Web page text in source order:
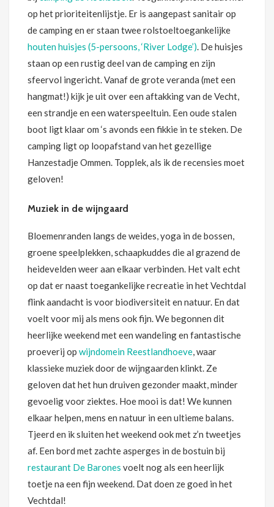
op het prioriteitenlijstje. Er is aangepast sanitair op
de camping en er staan twee rolstoeltoegankelijke
houten huisjes (5-persoons, ‘River Lodge’). De huisjes
staan op een rustig deel van de camping en zijn
sfeervol ingericht. Vanaf de grote veranda (met een
hangmat!) kijk je uit over een aftakking van de Vecht,
een strandje en een waterspeeltuin. Een oude stalen
boot ligt klaar om ‘s avonds een fikkie in te steken. De
camping ligt op loopafstand van het gezellige
Hanzestadje Ommen. Topplek, als ik de recensies moet
geloven!
Muziek in de wijngaard
Bloemenranden langs de weides, yoga in de bossen,
groene speelplekken, schaapkuddes die al grazend de
heidevelden weer aan elkaar verbinden. Het valt echt
op dat er naast toegankelijke recreatie in het Vechtdal
flink aandacht is voor biodiversiteit en natuur. En dat
voelt voor mij als mens ook fijn. We begonnen dit
heerlijke weekend met een wandeling en fantastische
proeverij op wijndomein Reestlandhoeve, waar
klassieke muziek door de wijngaarden klinkt. Ze
geloven dat het hun druiven gezonder maakt, minder
gevoelig voor ziektes. Hoe mooi is dat! We kunnen
elkaar helpen, mens en natuur in een ultieme balans.
Tjeerd en ik sluiten het weekend ook met z’n tweetjes
af. Een bord met zachte asperges in de bostuin bij
restaurant De Barones voelt nog als een heerlijk
toetje na een fijn weekend. Dat doen ze goed in het
Vechtdal!